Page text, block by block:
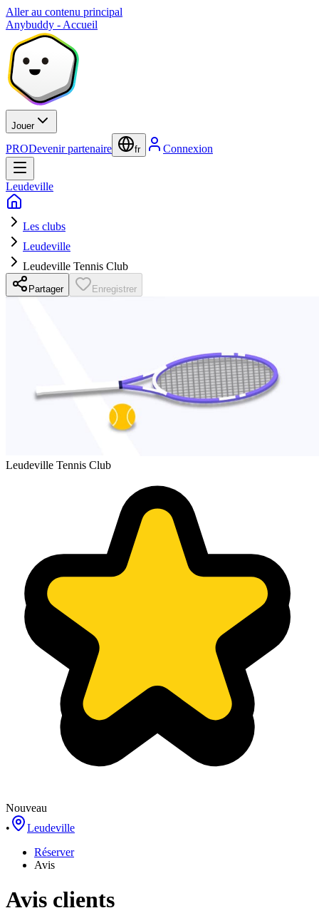
Aller au contenu principal
Anybuddy - Accueil
Jouer
PRODevenir partenaire fr Connexion
Leudeville
Les clubs
Leudeville
Leudeville Tennis Club
Partager Enregistrer
Leudeville Tennis Club
Nouveau
•
Leudeville
Réserver
Avis
Avis clients